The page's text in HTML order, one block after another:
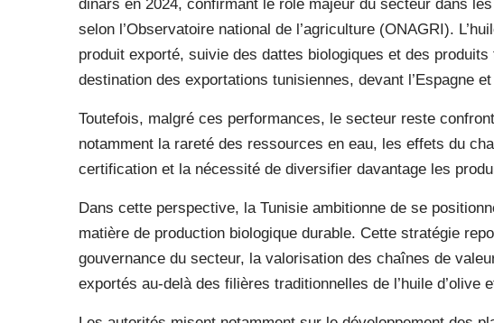
dinars en 2024, confirmant le rôle majeur du secteur dans
selon l’Observatoire national de l’agriculture (ONAGRI).
produit exporté, suivie des dattes biologiques et des
destination des exportations tunisiennes, devant l’Espagne
Toutefois, malgré ces performances, le secteur reste
notamment la rareté des ressources en eau, les effets du
certification et la nécessité de diversifier davantage les
Dans cette perspective, la Tunisie ambitionne de se
matière de production biologique durable. Cette stratégie
gouvernance du secteur, la valorisation des chaînes de
exportés au-delà des filières traditionnelles de l’huile d’olive